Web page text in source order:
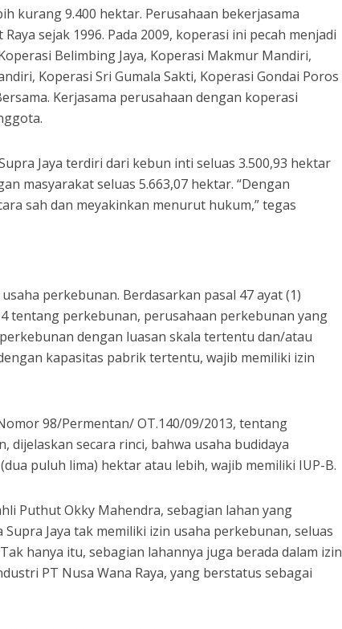
kurang 9.400 hektar. Perusahaan bekerjasama
sejak 1996. Pada 2009, koperasi ini pecah menjadi
Belimbing Jaya, Koperasi Makmur Mandiri,
Koperasi Sri Gumala Sakti, Koperasi Gondai Poros
Kerjasama perusahaan dengan koperasi
Jaya terdiri dari kebun inti seluas 3.500,93 hektar
masyarakat seluas 5.663,07 hektar. “Dengan
sah dan meyakinkan menurut hukum,” tegas
perkebunan. Berdasarkan pasal 47 ayat (1)
tentang perkebunan, perusahaan perkebunan yang
dengan luasan skala tertentu dan/atau
kapasitas pabrik tertentu, wajib memiliki izin
98/Permentan/ OT.140/09/2013, tentang
dijelaskan secara rinci, bahwa usaha budidaya
puluh lima) hektar atau lebih, wajib memiliki IUP-B.
Puthut Okky Mahendra, sebagian lahan yang
Jaya tak memiliki izin usaha perkebunan, seluas
hanya itu, sebagian lahannya juga berada dalam izin
PT Nusa Wana Raya, yang berstatus sebagai